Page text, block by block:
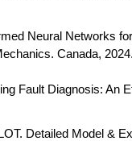
Neural Networks
Canada, 2024.
Fault Diagnosis: An
Detailed Model &